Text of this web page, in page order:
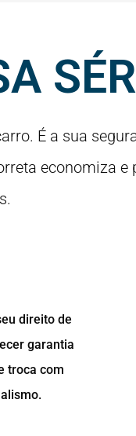
É a sua
economiza e
direito de
garantia
troca com